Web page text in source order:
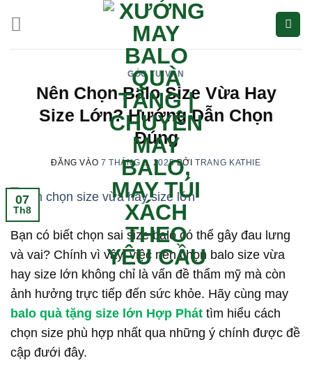
qua
nội
GÓC TƯ VẤN
Nên Chọn Balo Size Vừa Hay
Size Lớn? Hướng Dẫn Chọn
Đúng
ĐĂNG VÀO 7 THÁNG 8, 2025 BỞITRANG KATHIE
07
Th8
Bạn có biết chọn sai size balo có thể gây đau lưng
và vai? Chính vì vậy, việc nên chọn balo size vừa
hay size lớn không chỉ là vấn đề thẩm mỹ mà còn
ảnh hưởng trực tiếp đến sức khỏe. Hãy cùng may
balo quà tặng size lớn Hợp Phát tìm hiểu cách
chọn size phù hợp nhất qua những ý chính được đề
cập đưới đây.